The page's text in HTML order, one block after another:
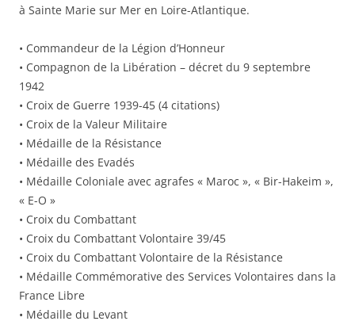
à Sainte Marie sur Mer en Loire-Atlantique.
• Commandeur de la Légion d’Honneur
• Compagnon de la Libération – décret du 9 septembre
1942
• Croix de Guerre 1939-45 (4 citations)
• Croix de la Valeur Militaire
• Médaille de la Résistance
• Médaille des Evadés
• Médaille Coloniale avec agrafes « Maroc », « Bir-Hakeim »,
« E-O »
• Croix du Combattant
• Croix du Combattant Volontaire 39/45
• Croix du Combattant Volontaire de la Résistance
• Médaille Commémorative des Services Volontaires dans la
France Libre
• Médaille du Levant